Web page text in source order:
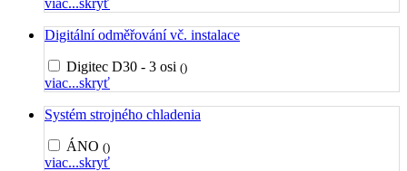
viac...skryť
Digitální odměřování vč. instalace
Digitec D30 - 3 osi ()
viac...skryť
Systém strojného chladenia
ÁNO ()
viac...skryť